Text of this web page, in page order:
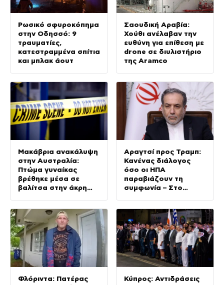
Ρωσικό σφυροκόπημα
στην Οδησσό: 9
τραυματίες,
κατεστραμμένα σπίτια
και μπλακ άουτ
Σαουδική Αραβία:
Χούθι ανέλαβαν την
ευθύνη για επίθεση με
drone σε διυλιστήριο
της Aramco
Μακάβρια ανακάλυψη
στην Αυστραλία:
Πτώμα γυναίκας
βρέθηκε μέσα σε
βαλίτσα στην άκρη
Αραγτσί προς Τραμπ:
Κανένας διάλογος
όσο οι ΗΠΑ
παραβιάζουν τη
συμφωνία – Στο
το Ομάν
Φλόριντα: Πατέρας
Κύπρος: Αντιδράσεις